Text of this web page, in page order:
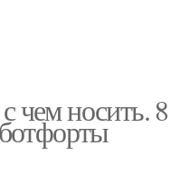
чем носить. 8